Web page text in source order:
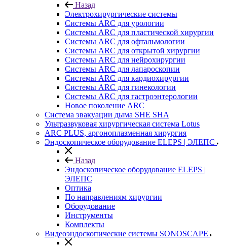
Назад
Электрохирургические системы
Системы ARC для урологии
Системы ARC для пластической хирургии
Системы ARC для офтальмологии
Системы ARC для открытой хирургии
Системы ARC для нейрохирургии
Системы ARC для лапароскопии
Системы ARC для кардиохирургии
Системы ARC для гинекологии
Системы ARC для гастроэнтерологии
Новое поколение ARC
Система эвакуации дыма SHE SHA
Ультразвуковая хирургическая система Lotus
ARC PLUS, аргоноплазменная хирургия
Эндоскопическое оборудование ELEPS | ЭЛЕПС
Назад
Эндоскопическое оборудование ELEPS |
ЭЛЕПС
Оптика
По направлениям хирургии
Оборудование
Инструменты
Комплекты
Видеоэндоскопические системы SONOSCAPE